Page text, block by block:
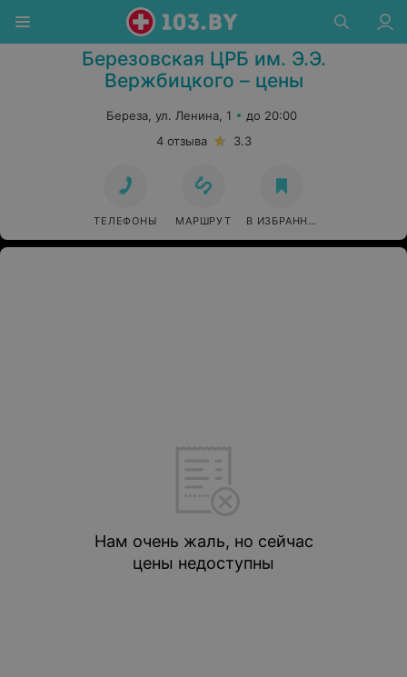
Березовская ЦРБ им. Э.Э.
Вержбицкого – цены
Береза, ул. Ленина, 1
до 20:00
4 отзыва
3.3
ТЕЛЕФОНЫ МАРШРУТ В ИЗБРАННОЕ
Нам очень жаль, но сейчас
цены недоступны